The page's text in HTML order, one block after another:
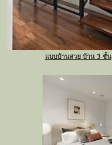
แบบบ้านสวย บ้าน 3 ชั้น